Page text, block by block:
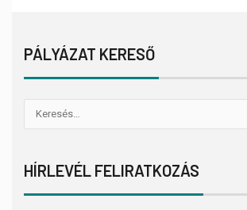
PÁLYÁZAT KERESŐ
HÍRLEVÉL FELIRATKOZÁS